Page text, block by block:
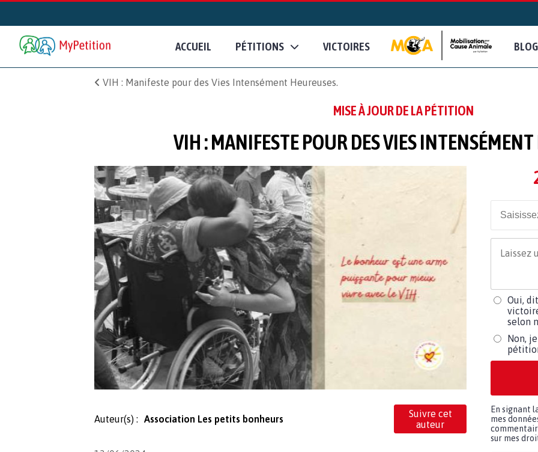
ACCUEIL PÉTITIONS VICTOIRES BLOG
VIH : Manifeste pour des Vies Intensément Heureuses.
MISE À JOUR DE LA PÉTITION
VIH : MANIFESTE POUR DES VIES
Auteur(s) : Association Les petits bonheurs
Suivre cet
auteur
Oui,
selon
Non,
En signant
mes
sur mes